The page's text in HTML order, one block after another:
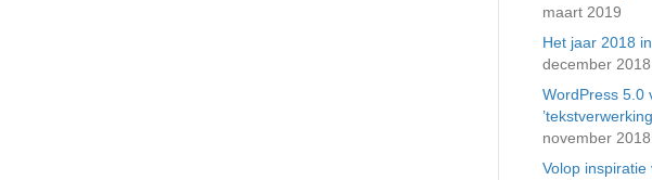
maart 2019
Het jaar 2018
december 2018
WordPress 5.0
november 2018
Volop